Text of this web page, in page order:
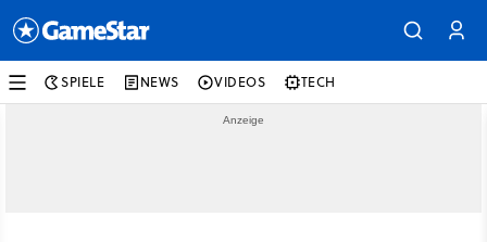
SPIELE NEWS VIDEOS TECH